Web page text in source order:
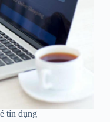
tín dụng